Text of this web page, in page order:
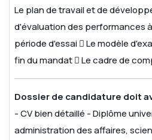
Le plan de travail et de
d'évaluation des performances
période d'essai Le modèle
fin du mandat Le cadre de
Dossier de candidature doit
- CV bien détaillé - Diplôme
administration des affaires,